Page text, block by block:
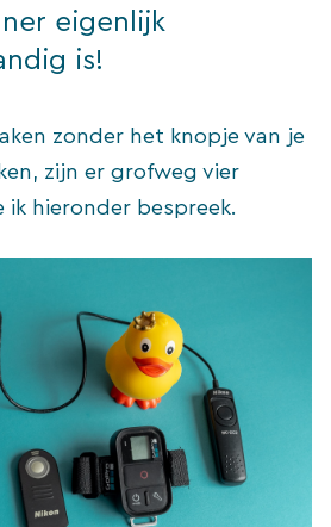
eigenlijk
is!
zonder het knopje van je
zijn er grofweg vier
ik hieronder bespreek.